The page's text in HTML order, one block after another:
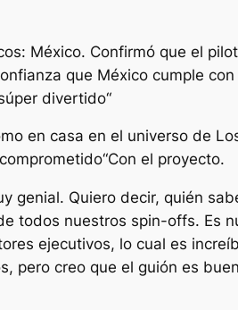
México. Confirmó que el
que México cumple
divertido“
en casa en el universo de
“Con el proyecto.
genial. Quiero decir, quién
todos nuestros spin-offs. Es
ejecutivos, lo cual es
pero creo que el guión es